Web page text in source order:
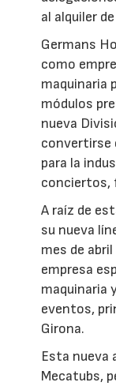
al alquiler
Germans
como
maquinaria
módulos
nueva
convertirse
para la
conciertos,
A raíz de
su nueva
mes de
empresa
maquinaria
eventos,
Girona.
Esta nueva
Mecatubs,